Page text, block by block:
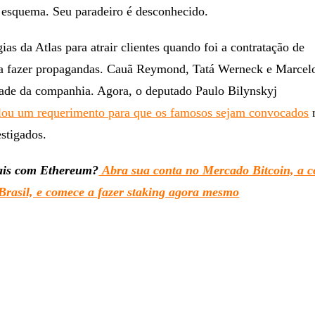
Seu paradeiro é desconhecido.
da Atlas para atrair clientes quando foi a contratação de
fazer propagandas. Cauã Reymond, Tatá Werneck e
da companhia. Agora, o deputado Paulo Bilynskyj
um requerimento para que os famosos sejam convocados
com Ethereum? Abra sua conta no Mercado Bitcoin, a
e comece a fazer staking agora mesmo